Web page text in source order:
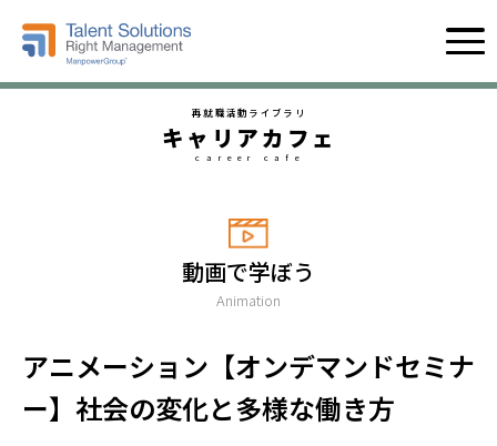
再就職活動ライブラリ
キャリアカフェ
career cafe
動画で学ぼう
Animation
アニメーション【オンデマンドセミナ
ー】社会の変化と多様な働き方